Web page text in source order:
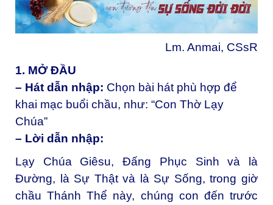
Lm. Anmai, CSsR
1. MỞ ĐẦU
– Hát dẫn nhập: Chọn bài hát phù hợp để
khai mạc buổi chầu, như: “Con Thờ Lạy
Chúa”
– Lời dẫn nhập:
Lạy Chúa Giêsu, Đấng Phục Sinh và là
Đường, là Sự Thật và là Sự Sống, trong giờ
chầu Thánh Thể này, chúng con đến trước